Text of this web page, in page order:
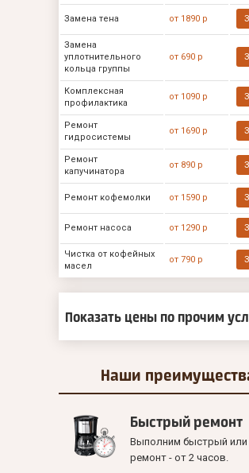
Замена тена от 1890 р
Замена
уплотнительного
кольца группы
от 690 р
Комплексная
профилактика
от 1090 р
Ремонт
гидросистемы
от 1690 р
Ремонт
капучинатора
от 890 р
Ремонт кофемолки от 1590 р
Ремонт насоса от 1290 р
Чистка от кофейных
масел
от 790 р
Показать цены по прочим
Наши
Быстрый ремонт
Выполним быстрый или
ремонт - от 2 часов.